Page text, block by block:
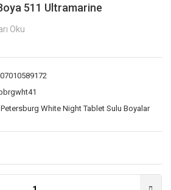
511 Ultramarine
Oku
White Night Tablet Sulu Boyalar